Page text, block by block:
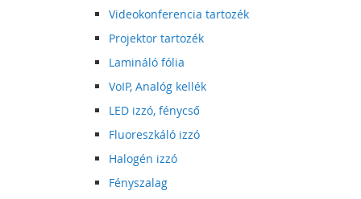
Videokonferencia tartozék
Projektor tartozék
Lamináló fólia
VoIP, Analóg kellék
LED izzó, fénycső
Fluoreszkáló izzó
Halogén izzó
Fényszalag